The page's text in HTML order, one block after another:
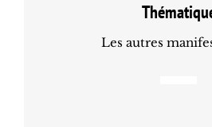
Les autres